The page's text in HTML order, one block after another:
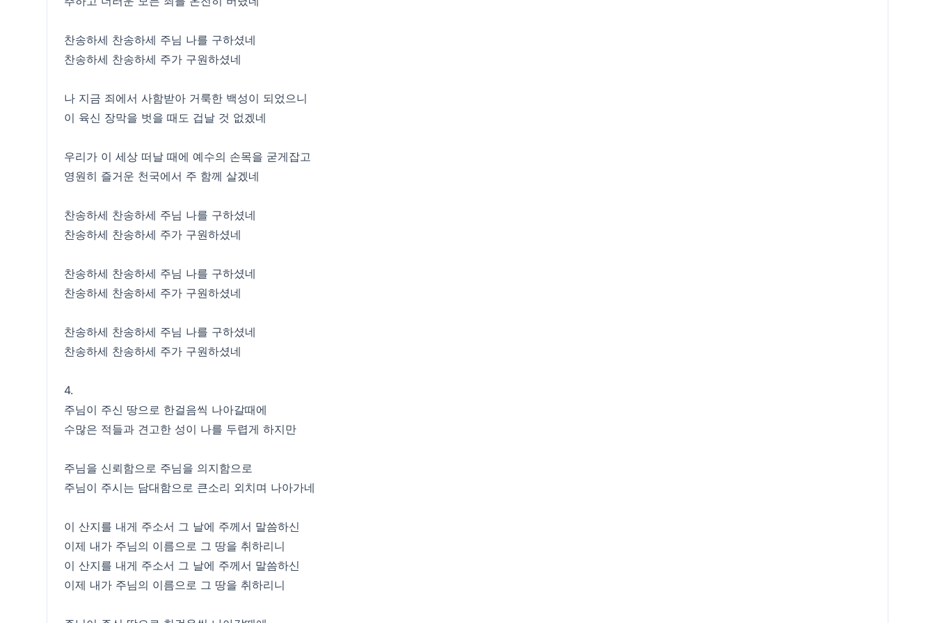
찬송하세 찬송하세 주님 나를 구하셨네
찬송하세 찬송하세 주가 구원하셨네
나 지금 죄에서 사함받아 거룩한 백성이 되었으니
이 육신 장막을 벗을 때도 겁날 것 없겠네
우리가 이 세상 떠날 때에 예수의 손목을 굳게잡고
영원히 즐거운 천국에서 주 함께 살겠네
찬송하세 찬송하세 주님 나를 구하셨네
찬송하세 찬송하세 주가 구원하셨네
찬송하세 찬송하세 주님 나를 구하셨네
찬송하세 찬송하세 주가 구원하셨네
찬송하세 찬송하세 주님 나를 구하셨네
찬송하세 찬송하세 주가 구원하셨네
4.
주님이 주신 땅으로 한걸음씩 나아갈때에
수많은 적들과 견고한 성이 나를 두렵게 하지만
주님을 신뢰함으로 주님을 의지함으로
주님이 주시는 담대함으로 큰소리 외치며 나아가네
이 산지를 내게 주소서 그 날에 주께서 말씀하신
이제 내가 주님의 이름으로 그 땅을 취하리니
이 산지를 내게 주소서 그 날에 주께서 말씀하신
이제 내가 주님의 이름으로 그 땅을 취하리니